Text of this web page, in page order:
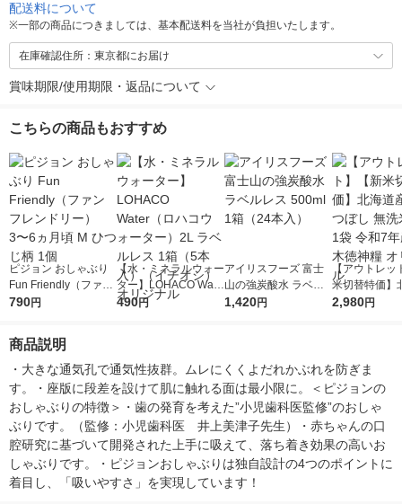
配送料について
※一部の商品につきましては、基本配送料を当社が負担いたします。
在庫確認住所：東京都にお届け
賞味期限/使用期限・返品について
こちらの商品もおすすめ
ピジョン おしゃぶり
Fun Friendly（ファン
フレンドリー） 3〜6
790円
【水・ミネラルウォー
ター】LOHACO Wate
r（ロハコウォータ
490円
アイリスフーズ 富士
山の強炭酸水 ラベル
レス 500ml 1箱（24
1,420円
【アウトレッ
米切替特価】
ななつぼし 無
2,980円
商品説明
・大きな通気孔で通気性抜群。ムレにくくよだれかぶれを防ぎま
す。・座版に段差を設けて肌に触れる面は最小限に。＜ピジョンの
おしゃぶりの特徴＞・歯の発育を考えた”小児歯科医監修”のおしゃ
ぶりです。（監修：小児歯科医　井上美津子先生）・赤ちゃんの口
腔研究に基づいて開発された上手に吸えて、落ち着き効果の高いお
しゃぶりです。・ピジョンおしゃぶりは独自設計の4つのポイントに
着目し、「吸いやすさ」を実現しています！